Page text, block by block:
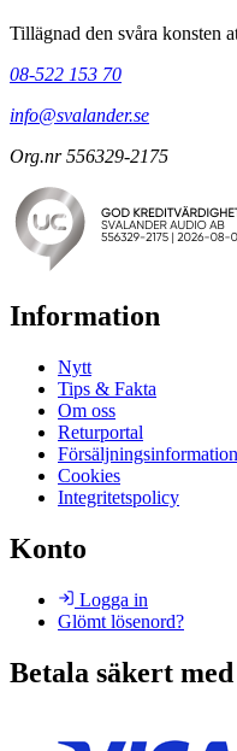
Tillägnad den svåra konsten
08-522 153 70
info@svalander.se
Org.nr 556329-2175
Information
Nytt
Tips & Fakta
Om oss
Returportal
Försäljningsinformation
Cookies
Integritetspolicy
Konto
Logga in
Glömt lösenord?
Betala säkert med